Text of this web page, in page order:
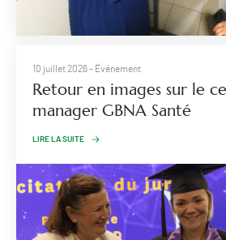
10 juillet 2026- Événement
Retour en images sur le
manager GBNA Santé
LIRE LA SUITE